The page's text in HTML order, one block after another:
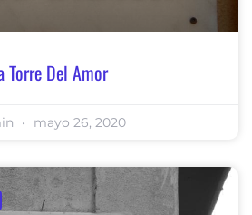
Torre Del Amor
mayo 26, 2020